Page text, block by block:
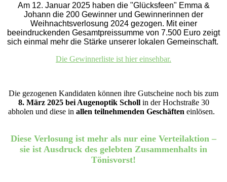
Am 12. Januar 2025 haben die "Glücksfeen" Emma &
Johann die 200 Gewinner und Gewinnerinnen der
Weihnachtsverlosung 2024 gezogen. Mit einer
beeindruckenden Gesamtpreissumme von 7.500 Euro zeigt
sich einmal mehr die Stärke unserer lokalen Gemeinschaft.
Die Gewinnerliste ist hier einsehbar.
Die gezogenen Kandidaten können ihre Gutscheine noch bis zum
8. März 2025 bei Augenoptik Schollin der Hochstraße 30
abholen und diese in allen teilnehmenden Geschäften einlösen.
Diese Verlosung ist mehr als nur eine Verteilaktion –
sie ist Ausdruck des gelebten Zusammenhalts in
Tönisvorst!